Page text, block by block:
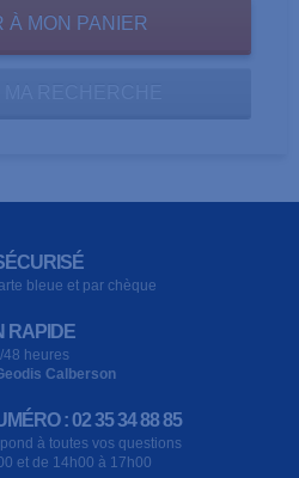
bleue et par chèque
RAPIDE
48 heures
Calberson
: 02 35 34 88 85
à toutes vos questions
et de 14h00 à 17h00